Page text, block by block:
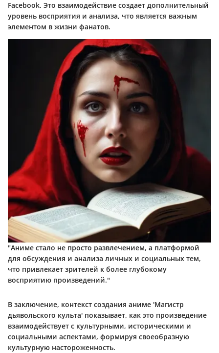
Facebook. Это взаимодействие создает дополнительный
уровень восприятия и анализа, что является важным
элементом в жизни фанатов.
"Аниме стало не просто развлечением, а платформой
для обсуждения и анализа личных и социальных тем,
что привлекает зрителей к более глубокому
восприятию произведений."
В заключение, контекст создания аниме 'Магистр
дьявольского культа' показывает, как это произведение
взаимодействует с культурными, историческими и
социальными аспектами, формируя своеобразную
культурную настороженность.